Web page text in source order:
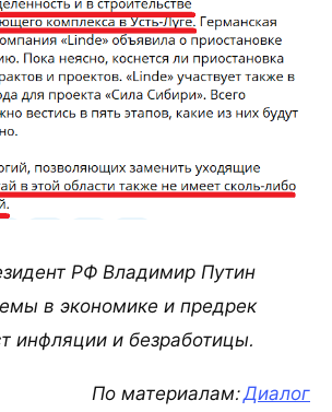
РФ Владимир Путин
в экономике и предрек
инфляции и безработицы.
По материалам:Диалог